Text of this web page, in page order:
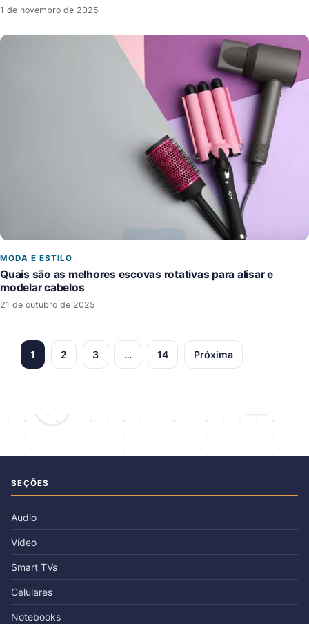
1 de novembro de 2025
MODA E ESTILO
Quais são as melhores escovas rotativas para alisar e
modelar cabelos
21 de outubro de 2025
1 2 3 … 14 Próxima
SEÇÕES
Audio
Vídeo
Smart TVs
Celulares
Notebooks